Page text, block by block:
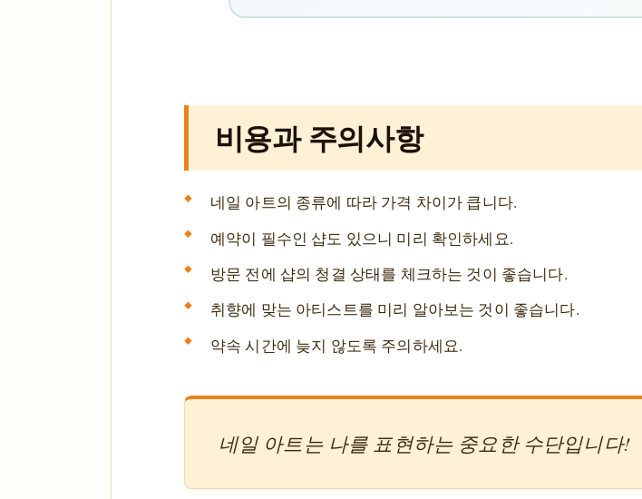
비용과 주의사항
네일 아트의 종류에 따라 가격 차이가 큽니다.
예약이 필수인 샵도 있으니 미리 확인하세요.
방문 전에 샵의 청결 상태를 체크하는 것이 좋습니다.
취향에 맞는 아티스트를 미리 알아보는 것이 좋습니다.
약속 시간에 늦지 않도록 주의하세요.
네일 아트는 나를 표현하는 중요한 수단입니다!